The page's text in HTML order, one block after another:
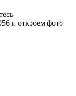
и откроем фото